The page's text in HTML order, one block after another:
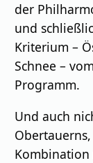
der
und
Kriterium –
Schnee –
Programm.
Und auch
Kombination